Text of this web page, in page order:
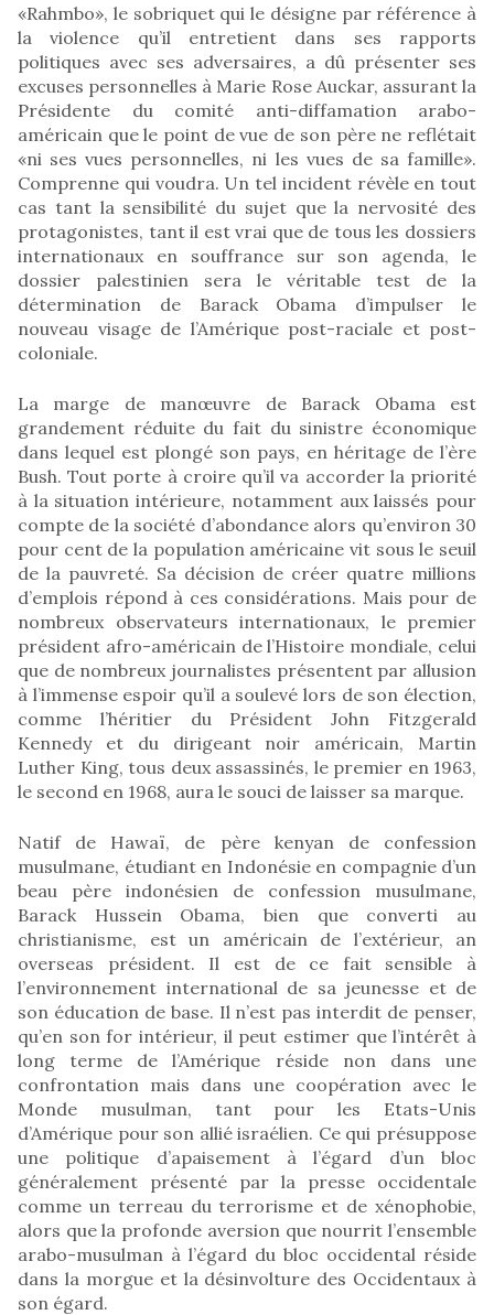
«Rahmbo», le sobriquet qui le désigne par référence à
la violence qu’il entretient dans ses rapports
politiques avec ses adversaires, a dû présenter ses
excuses personnelles à Marie Rose Auckar, assurant la
Présidente du comité anti-diffamation arabo-
américain que le point de vue de son père ne reflétait
«ni ses vues personnelles, ni les vues de sa famille».
Comprenne qui voudra. Un tel incident révèle en tout
cas tant la sensibilité du sujet que la nervosité des
protagonistes, tant il est vrai que de tous les dossiers
internationaux en souffrance sur son agenda, le
dossier palestinien sera le véritable test de la
détermination de Barack Obama d’impulser le
nouveau visage de l’Amérique post-raciale et post-
coloniale.
La marge de manœuvre de Barack Obama est
grandement réduite du fait du sinistre économique
dans lequel est plongé son pays, en héritage de l’ère
Bush. Tout porte à croire qu’il va accorder la priorité
à la situation intérieure, notamment aux laissés pour
compte de la société d’abondance alors qu’environ 30
pour cent de la population américaine vit sous le seuil
de la pauvreté. Sa décision de créer quatre millions
d’emplois répond à ces considérations. Mais pour de
nombreux observateurs internationaux, le premier
président afro-américain de l’Histoire mondiale, celui
que de nombreux journalistes présentent par allusion
à l’immense espoir qu’il a soulevé lors de son élection,
comme l’héritier du Président John Fitzgerald
Kennedy et du dirigeant noir américain, Martin
Luther King, tous deux assassinés, le premier en 1963,
le second en 1968, aura le souci de laisser sa marque.
Natif de Hawaï, de père kenyan de confession
musulmane, étudiant en Indonésie en compagnie d’un
beau père indonésien de confession musulmane,
Barack Hussein Obama, bien que converti au
christianisme, est un américain de l’extérieur, an
overseas président. Il est de ce fait sensible à
l’environnement international de sa jeunesse et de
son éducation de base. Il n’est pas interdit de penser,
qu’en son for intérieur, il peut estimer que l’intérêt à
long terme de l’Amérique réside non dans une
confrontation mais dans une coopération avec le
Monde musulman, tant pour les Etats-Unis
d’Amérique pour son allié israélien. Ce qui présuppose
une politique d’apaisement à l’égard d’un bloc
généralement présenté par la presse occidentale
comme un terreau du terrorisme et de xénophobie,
alors que la profonde aversion que nourrit l’ensemble
arabo-musulman à l’égard du bloc occidental réside
dans la morgue et la désinvolture des Occidentaux à
son égard.